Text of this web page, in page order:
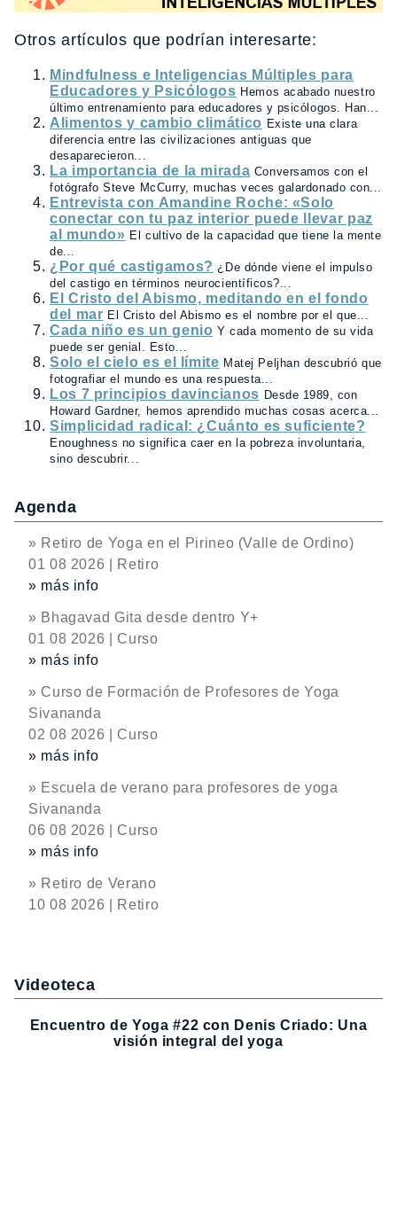
Otros artículos que podrían interesarte:
Mindfulness e Inteligencias Múltiples para
Educadores y Psicólogos Hemos acabado nuestro
último entrenamiento para educadores y psicólogos. Han...
Alimentos y cambio climático Existe una clara
diferencia entre las civilizaciones antiguas que
desaparecieron...
La importancia de la mirada Conversamos con el
fotógrafo Steve McCurry, muchas veces galardonado con...
Entrevista con Amandine Roche: «Solo
conectar con tu paz interior puede llevar paz
al mundo» El cultivo de la capacidad que tiene la mente
de...
¿Por qué castigamos? ¿De dónde viene el impulso
del castigo en términos neurocientíficos?...
El Cristo del Abismo, meditando en el fondo
del mar El Cristo del Abismo es el nombre por el que...
Cada niño es un genio Y cada momento de su vida
puede ser genial. Esto...
Solo el cielo es el límite Matej Peljhan descubrió que
fotografiar el mundo es una respuesta...
Los 7 principios davincianos Desde 1989, con
Howard Gardner, hemos aprendido muchas cosas acerca...
Simplicidad radical: ¿Cuánto es suficiente?
Enoughness no significa caer en la pobreza involuntaria,
sino descubrir...
Agenda
» Retiro de Yoga en el Pirineo (Valle de Ordino)
01 08 2026 | Retiro
» más info
» Bhagavad Gita desde dentro Y+
01 08 2026 | Curso
» más info
» Curso de Formación de Profesores de Yoga
Sivananda
02 08 2026 | Curso
» más info
» Escuela de verano para profesores de yoga
Sivananda
06 08 2026 | Curso
» más info
» Retiro de Verano
10 08 2026 | Retiro
Videoteca
Encuentro de Yoga #22 con Denis Criado: Una
visión integral del yoga